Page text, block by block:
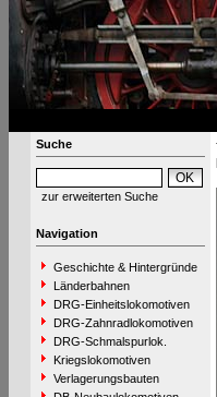
Suche
zur erweiterten Suche
Navigation
Geschichte & Hintergründe
Länderbahnen
DRG-Einheitslokomotiven
DRG-Zahnradlokomotiven
DRG-Schmalspurlok.
Kriegslokomotiven
Verlagerungsbauten